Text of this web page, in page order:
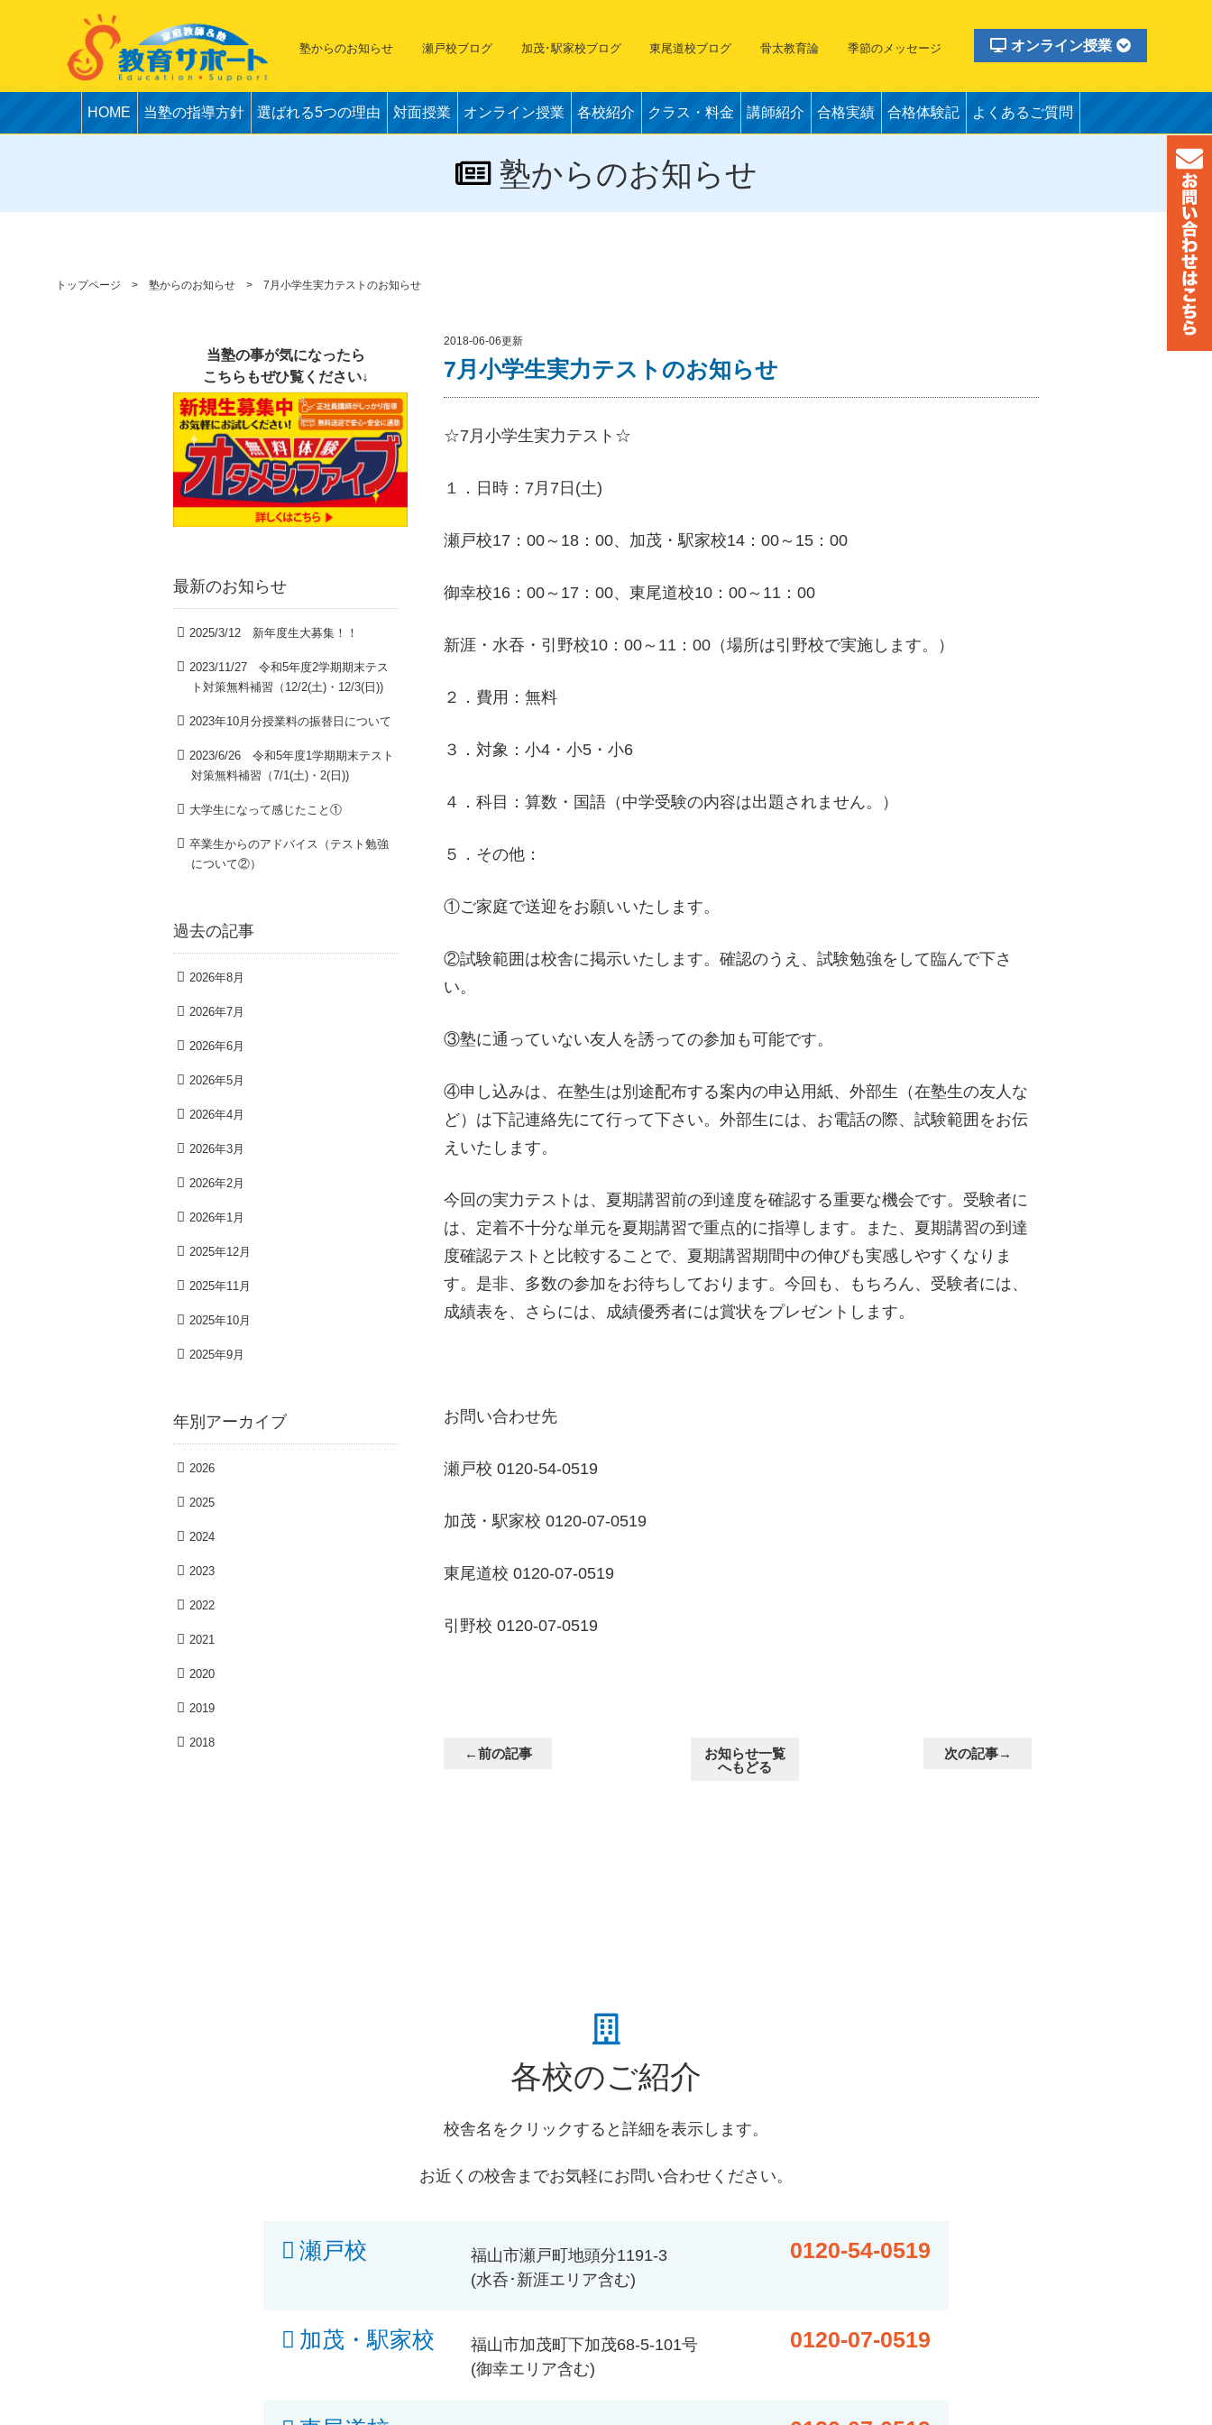
オンライン授業
塾からのお知らせ 瀬戸校ブログ 加茂･駅家校ブログ 東尾道校ブログ 骨太教育論 季節のメッセージ
HOME 当塾の指導方針 選ばれる5つの理由 対面授業 オンライン授業 各校紹介 クラス・料金 講師紹介 合格実績 合格体験記 よくあるご質問
塾からのお知らせ
トップページ 塾からのお知らせ 7月小学生実力テストのお知らせ
2018-06-06更新
7月小学生実力テストのお知らせ
☆7月小学生実力テスト☆
１．日時：7月7日(土)
瀬戸校17：00～18：00、加茂・駅家校14：00～15：00
御幸校16：00～17：00、東尾道校10：00～11：00
新涯・水吞・引野校10：00～11：00（場所は引野校で実施します。）
２．費用：無料
３．対象：小4・小5・小6
４．科目：算数・国語（中学受験の内容は出題されません。）
５．その他：
①ご家庭で送迎をお願いいたします。
②試験範囲は校舎に掲示いたします。確認のうえ、試験勉強をして臨んで下さ
い。
③塾に通っていない友人を誘っての参加も可能です。
④申し込みは、在塾生は別途配布する案内の申込用紙、外部生（在塾生の友人な
ど）は下記連絡先にて行って下さい。外部生には、お電話の際、試験範囲をお伝
えいたします。
今回の実力テストは、夏期講習前の到達度を確認する重要な機会です。受験者に
は、定着不十分な単元を夏期講習で重点的に指導します。また、夏期講習の到達
度確認テストと比較することで、夏期講習期間中の伸びも実感しやすくなりま
す。是非、多数の参加をお待ちしております。今回も、もちろん、受験者には、
成績表を、さらには、成績優秀者には賞状をプレゼントします。
お問い合わせ先
瀬戸校 0120-54-0519
加茂・駅家校 0120-07-0519
東尾道校 0120-07-0519
引野校 0120-07-0519
←前の記事
お知らせ一覧
へもどる
次の記事→
当塾の事が気になったら
こちらもぜひ覧ください↓
最新のお知らせ
2025/3/12 新年度生大募集！！
2023/11/27 令和5年度2学期期末テス
ト対策無料補習（12/2(土)・12/3(日))
2023年10月分授業料の振替日について
2023/6/26 令和5年度1学期期末テスト
対策無料補習（7/1(土)・2(日))
大学生になって感じたこと①
卒業生からのアドバイス（テスト勉強
について②）
過去の記事
2026年8月
2026年7月
2026年6月
2026年5月
2026年4月
2026年3月
2026年2月
2026年1月
2025年12月
2025年11月
2025年10月
2025年9月
年別アーカイブ
2026
2025
2024
2023
2022
2021
2020
2019
2018
各校のご紹介
校舎名をクリックすると詳細を表示します。
お近くの校舎までお気軽にお問い合わせください。
瀬戸校
福山市瀬戸町地頭分1191-3
(水呑･新涯エリア含む)
0120-54-0519
加茂・駅家校
福山市加茂町下加茂68-5-101号
(御幸エリア含む)
0120-07-0519